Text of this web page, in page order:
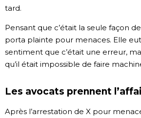
tard.
Pensant que c’était la seule façon
porta plainte pour menaces. Elle
sentiment que c’était une erreur,
qu’il était impossible de faire
Les avocats prennent
Après l’arrestation de X pour